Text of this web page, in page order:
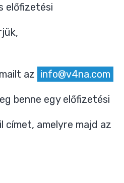
előfizetési
az info@v4na.com
benne egy előfizetési
címet, amelyre majd az